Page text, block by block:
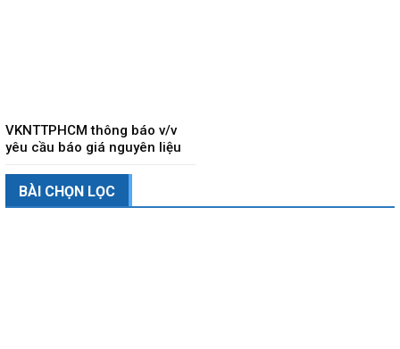
VKNTTPHCM thông báo v/v
yêu cầu báo giá nguyên liệu
BÀI CHỌN LỌC